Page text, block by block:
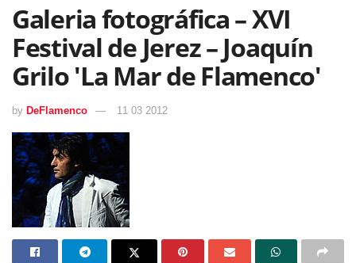
Galeria fotográfica – XVI
Festival de Jerez – Joaquín
Grilo 'La Mar de Flamenco'
by DeFlamenco 11 03 2012